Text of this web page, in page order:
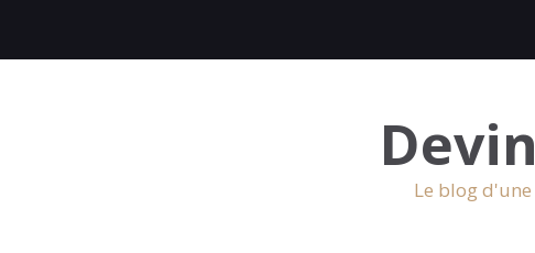
Le blog